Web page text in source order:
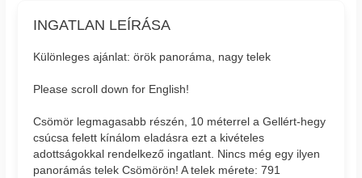
INGATLAN LEÍRÁSA
Különleges ajánlat: örök panoráma, nagy telek
Please scroll down for English!
Csömör legmagasabb részén, 10 méterrel a Gellért-hegy
csúcsa felett kínálom eladásra ezt a kivételes
adottságokkal rendelkező ingatlant. Nincs még egy ilyen
panorámás telek Csömörön! A telek mérete: 791